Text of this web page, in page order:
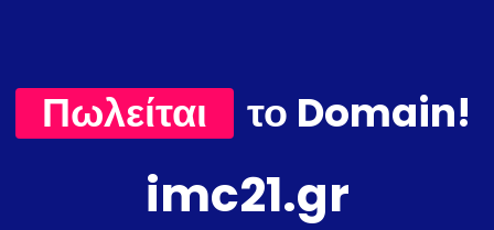
Πωλείται το Domain!
imc21.gr